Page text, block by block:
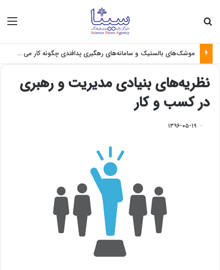
موشک‌های بالستیک و سامانه‌های رهگیری پدافندی چگونه کار می کنند؟
نظریه‌های بنیادی مدیریت و رهبری
در کسب و کار
۱۳۹۶-۰۵-۱۹